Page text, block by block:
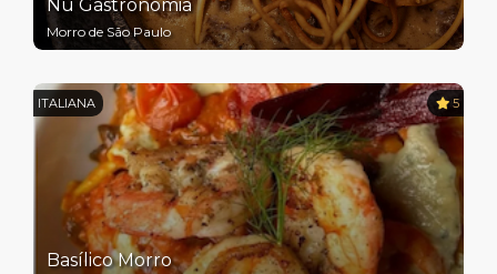
Nu Gastronomia
Morro de São Paulo
ITALIANA 5
Basílico Morro